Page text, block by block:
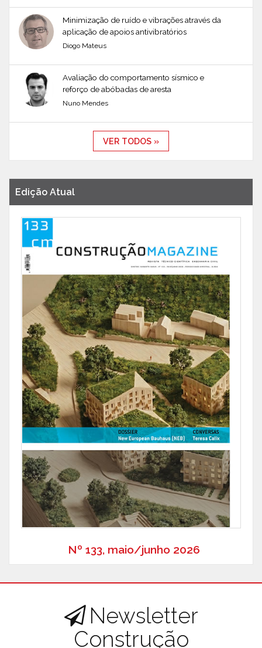
Minimização de ruído e vibrações através da
aplicação de apoios antivibratórios
Diogo Mateus
Avaliação do comportamento sísmico e
reforço de abóbadas de aresta
Nuno Mendes
VER TODOS »
Edição Atual
Nº 133, maio/junho 2026
Newsletter
Construção